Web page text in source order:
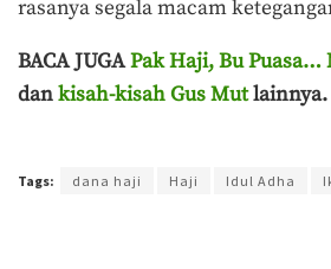
rasanya segala macam
BACA JUGAPak Haji, Bu Puasa…
dankisah-kisah Gus Mutlainnya.
Tags: dana haji Haji Idul Adha